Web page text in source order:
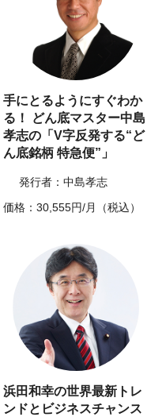
手にとるようにすぐわか
る！ どん底マスター中島
孝志の「V字反発する“ど
ん底銘柄 特急便”」
発行者：中島孝志
価格：30,555円/月（税込）
浜田和幸の世界最新トレ
ンドとビジネスチャンス